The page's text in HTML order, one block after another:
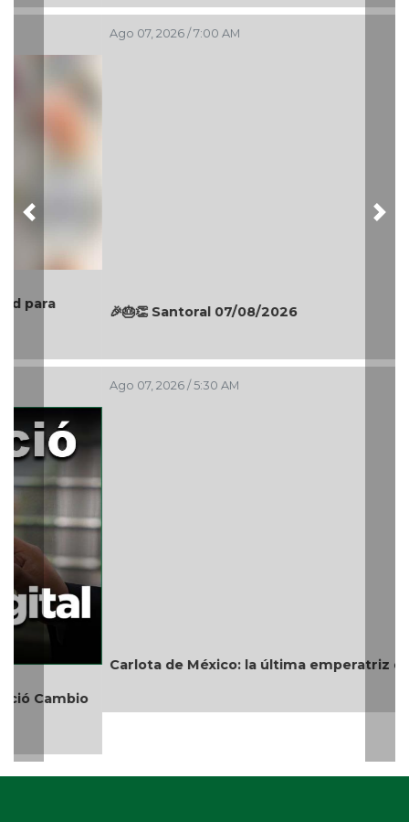
Ago 07, 2026 / 7:00 AM
🎉🎂👏 Santoral 07/08/2026
Ago 07, 2026 / 5:30 AM
Carlota de México: la última emperatriz del país
Previous